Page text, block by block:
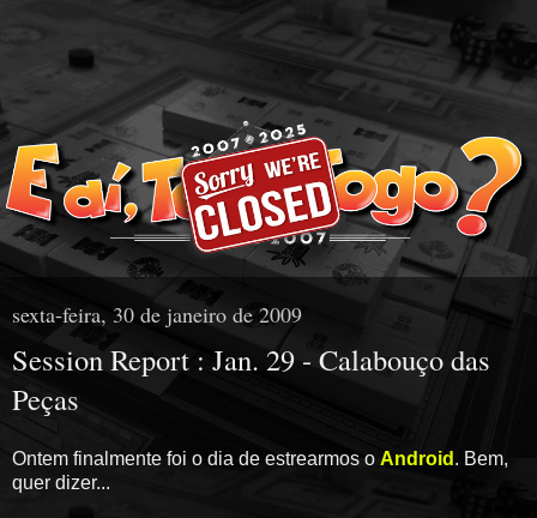
sexta-feira, 30 de janeiro de 2009
Session Report : Jan. 29 - Calabouço das
Peças
Ontem finalmente foi o dia de estrearmos o Android . Bem,
quer dizer...